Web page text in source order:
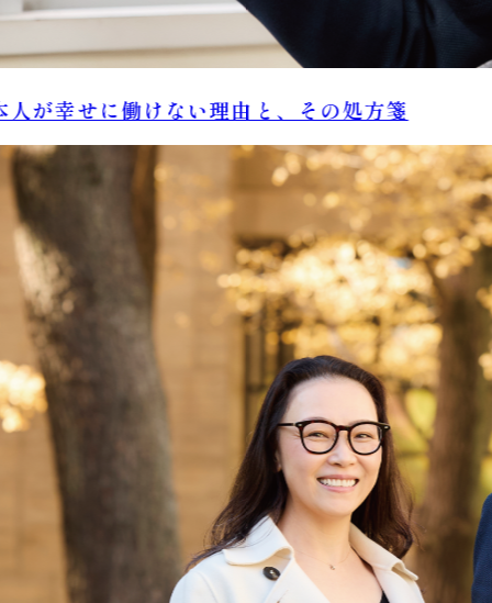
幸せに働けない理由と、その処方箋